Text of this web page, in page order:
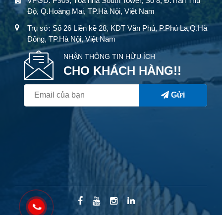
Độ, Q.Hoàng Mai, TP.Hà Nội, Việt Nam
Trụ sở: Số 26 Liền kề 28, KDT Văn Phú, P.Phú La,Q.Hà
Đông, TP.Hà Nội, Việt Nam
NHẬN THÔNG TIN HỮU ÍCH
CHO KHÁCH HÀNG!!
Gửi